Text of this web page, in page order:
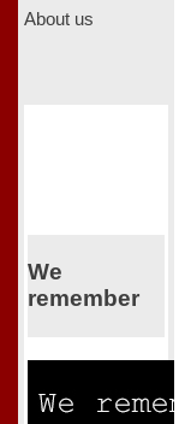
About us
We
remember